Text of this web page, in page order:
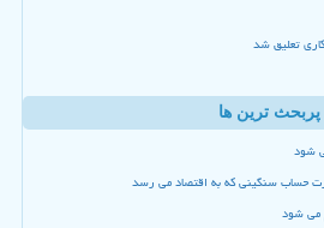
تعلیق شد
پربحث ترین ها
شود
حساب سنگینی که به اقتصاد می رسد
می شود